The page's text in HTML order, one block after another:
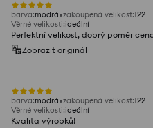
barva:modrá zakoupená velikost:122
Věrné velikosti:ideální
Perfektní velikost, dobrý poměr
Zobrazit originál
barva:modrá zakoupená velikost:122
Věrné velikosti:ideální
Kvalita výrobků!